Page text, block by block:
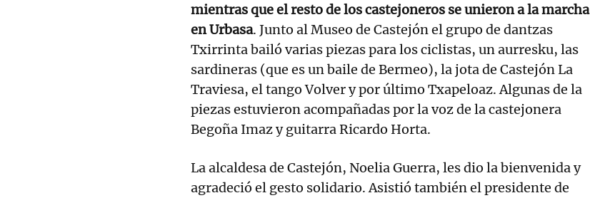
mientras que el resto de los castejoneros se unieron a la marcha
en Urbasa. Junto al Museo de Castejón el grupo de dantzas
Txirrinta bailó varias piezas para los ciclistas, un aurresku, las
sardineras (que es un baile de Bermeo), la jota de Castejón La
Traviesa, el tango Volver y por último Txapeloaz. Algunas de la
piezas estuvieron acompañadas por la voz de la castejonera
Begoña Imaz y guitarra Ricardo Horta.
La alcaldesa de Castejón, Noelia Guerra, les dio la bienvenida y
agradeció el gesto solidario. Asistió también el presidente de